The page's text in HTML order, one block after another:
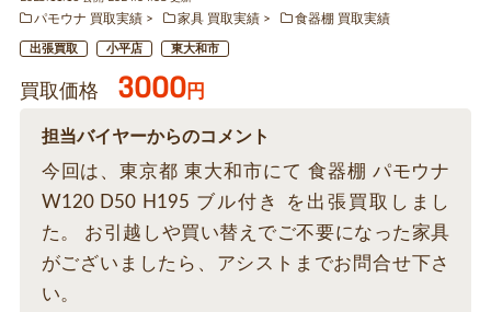
パモウナ 買取実績
家具 買取実績 食器棚 買取実績
出張買取 小平店 東大和市
買取価格 3000円
担当バイヤーからのコメント
今回は、東京都 東大和市にて 食器棚 パモウナ
W120 D50 H195 ブル付き を出張買取しまし
た。 お引越しや買い替えでご不要になった家具
がございましたら、アシストまでお問合せ下さ
い。